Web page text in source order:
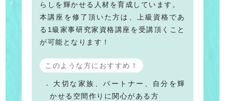
らしを輝かせる人材を育成しています。
本講座を修了頂いた方は、上級資格であ
る1級家事研究家資格講座を受講頂くこと
が可能となります！
このような方におすすめ！
大切な家族、パートナー、自分を輝
かせる空間作りに関心がある方